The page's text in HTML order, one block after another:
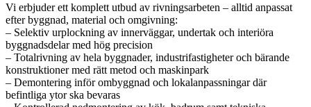
Vi erbjuder ett komplett utbud av rivningsarbeten – alltid anpassat
efter byggnad, material och omgivning:
– Selektiv urplockning av innerväggar, undertak och interiöra
byggnadsdelar med hög precision
– Totalrivning av hela byggnader, industrifastigheter och bärande
konstruktioner med rätt metod och maskinpark
– Demontering inför ombyggnad och lokalanpassningar där
befintliga ytor ska bevaras